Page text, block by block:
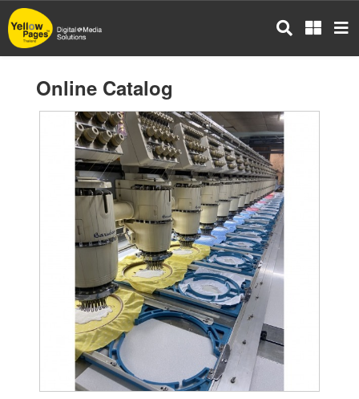
Skip
to
main
Online Catalog